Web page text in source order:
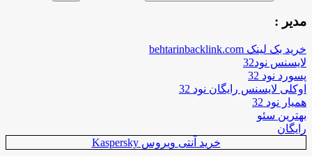
مدیر :
خرید بک لینک behtarinbacklink.com
لایسنس نود32
پسورد نود 32
اوکلی لایسنس رایگان نود 32
همیار نود 32
بهترین سئو
رایگان
خرید آنتی ویروس Kaspersky